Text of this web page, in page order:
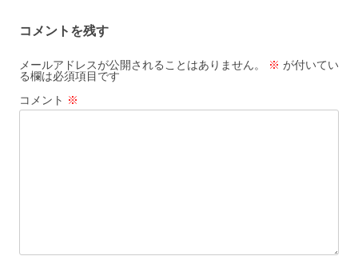
コメントを残す
メールアドレスが公開されることはありません。 ※ が付いてい
る欄は必須項目です
コメント ※